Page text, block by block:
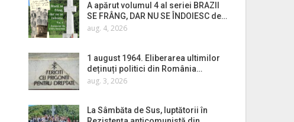
A apărut volumul 4 al seriei BRAZII
SE FRÂNG, DAR NU SE ÎNDOIESC de…
aug. 4, 2026
1 august 1964. Eliberarea ultimilor
deținuți politici din România…
aug. 3, 2026
La Sâmbăta de Sus, luptătorii în